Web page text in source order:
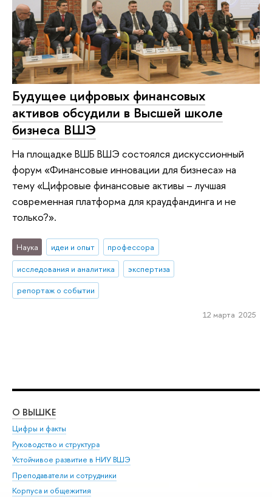
Будущее цифровых финансовых
активов обсудили в Высшей школе
бизнеса ВШЭ
На площадке ВШБ ВШЭ состоялся дискуссионный
форум «Финансовые инновации для бизнеса» на
тему «Цифровые финансовые активы – лучшая
современная платформа для краудфандинга и не
только?».
Наука идеи и опыт
профессора
исследования и аналитика
экспертиза
репортаж о событии
12 марта 2025
О ВЫШКЕ
Цифры и факты
Руководство и структура
Устойчивое развитие в НИУ ВШЭ
Преподаватели и сотрудники
Корпуса и общежития